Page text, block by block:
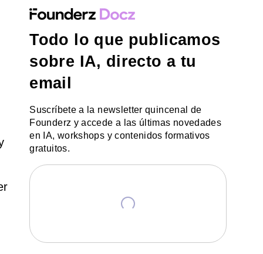
Todo lo que publicamos
sobre IA, directo a tu
email
Suscríbete a la newsletter quincenal de
Founderz y accede a las últimas novedades
en IA, workshops y contenidos formativos
gratuitos.